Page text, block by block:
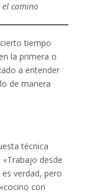
camino
tiempo
la primera o
a entender
de manera
técnica
desde
verdad, pero
con